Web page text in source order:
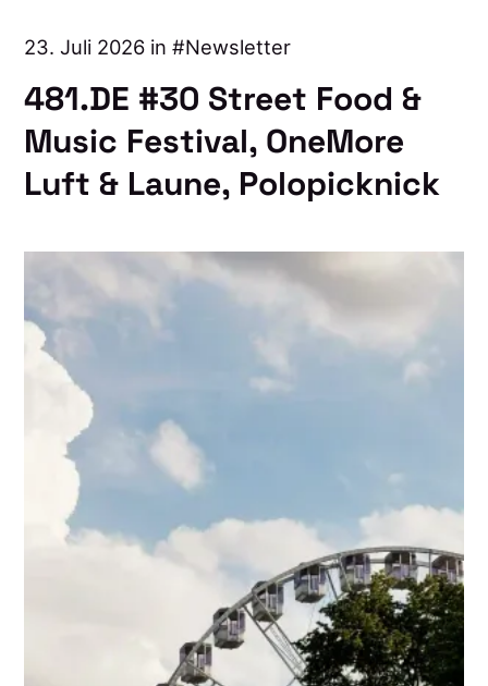
23. Juli 2026 in Newsletter
481.DE #30 Street Food &
Music Festival, OneMore
Luft & Laune, Polopicknick